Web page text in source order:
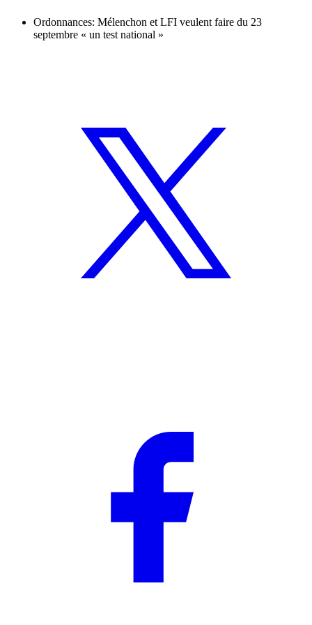
Ordonnances: Mélenchon et LFI veulent faire du 23
septembre « un test national »